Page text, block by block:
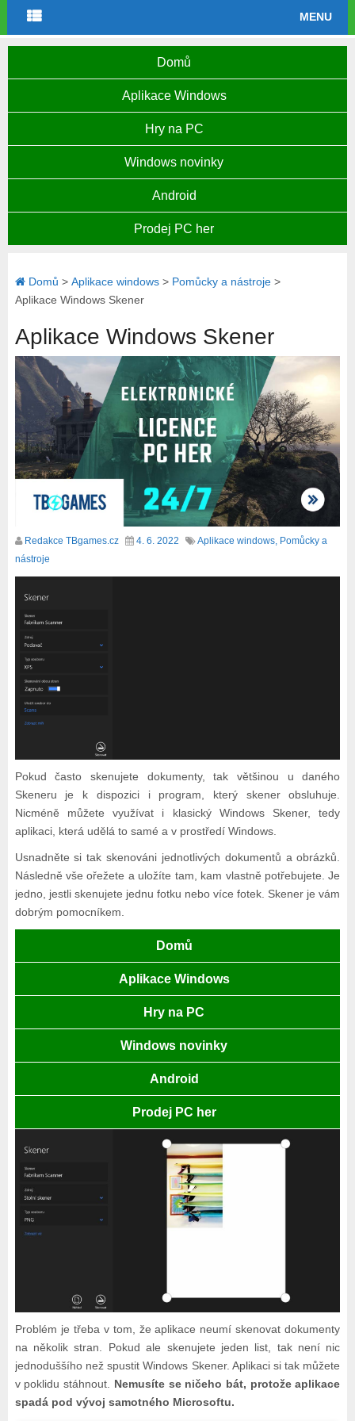
MENU
Domů
Aplikace Windows
Hry na PC
Windows novinky
Android
Prodej PC her
Domů > Aplikace windows> Pomůcky a nástroje>
Aplikace Windows Skener
Aplikace Windows Skener
Redakce TBgames.cz 4. 6. 2022 Aplikace windows, Pomůcky a
nástroje
Pokud často skenujete dokumenty, tak většinou u daného
Skeneru je k dispozici i program, který skener obsluhuje.
Nicméně můžete využívat i klasický Windows Skener, tedy
aplikaci, která udělá to samé a v prostředí Windows.
Usnadněte si tak skenováni jednotlivých dokumentů a obrázků.
Následně vše ořežete a uložíte tam, kam vlastně potřebujete. Je
jedno, jestli skenujete jednu fotku nebo více fotek. Skener je vám
dobrým pomocníkem.
Domů
Aplikace Windows
Hry na PC
Windows novinky
Android
Prodej PC her
Problém je třeba v tom, že aplikace neumí skenovat dokumenty
na několik stran. Pokud ale skenujete jeden list, tak není nic
jednoduššího než spustit Windows Skener. Aplikaci si tak můžete
v poklidu stáhnout. Nemusíte se ničeho bát, protože aplikace
spadá pod vývoj samotného Microsoftu.